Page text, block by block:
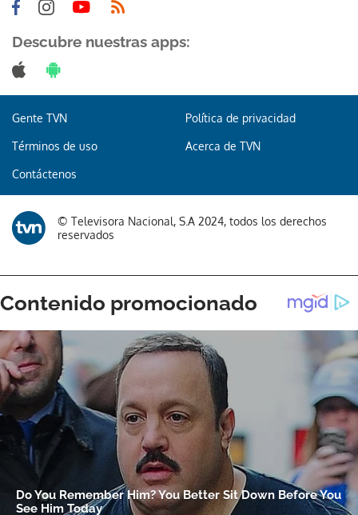
Descubre nuestras apps:
Gente TVN Política de privacidad
Términos de uso Acerca de TVN
Contáctenos
© Televisora Nacional, S.A 2024, todos los derechos
reservados